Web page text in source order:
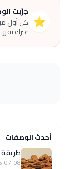
⭐
جرّبت
كن أول
غيرك يقرر.
أحدث الوصفات
07-08